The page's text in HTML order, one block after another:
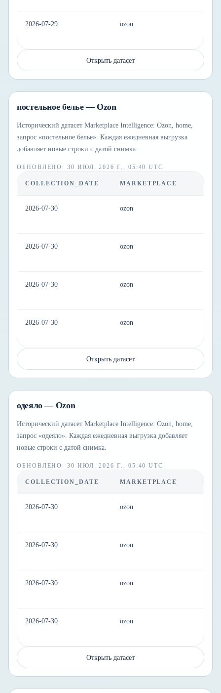
2026-07-29 ozon
Открыть датасет
постельное белье — Ozon
Исторический датасет Marketplace Intelligence: Ozon, home,
запрос «постельное белье». Каждая ежедневная выгрузка
добавляет новые строки с датой снимка.
ОБНОВЛЕНО :30 ИЮЛ. 2026 Г., 05:40 UTC
COLLECTION_DATE MARKETPLACE
2026-07-30 ozon
2026-07-30 ozon
2026-07-30 ozon
2026-07-30 ozon
Открыть датасет
одеяло — Ozon
Исторический датасет Marketplace Intelligence: Ozon, home,
запрос «одеяло». Каждая ежедневная выгрузка добавляет
новые строки с датой снимка.
ОБНОВЛЕНО :30 ИЮЛ. 2026 Г., 05:40 UTC
COLLECTION_DATE MARKETPLACE
2026-07-30 ozon
2026-07-30 ozon
2026-07-30 ozon
2026-07-30 ozon
Открыть датасет